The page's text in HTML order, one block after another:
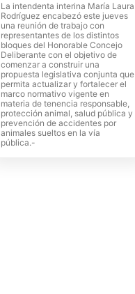
La intendenta interina María Laura
Rodríguez encabezó este jueves
una reunión de trabajo con
representantes de los distintos
bloques del Honorable Concejo
Deliberante con el objetivo de
comenzar a construir una
propuesta legislativa conjunta que
permita actualizar y fortalecer el
marco normativo vigente en
materia de tenencia responsable,
protección animal, salud pública y
prevención de accidentes por
animales sueltos en la vía
pública.-